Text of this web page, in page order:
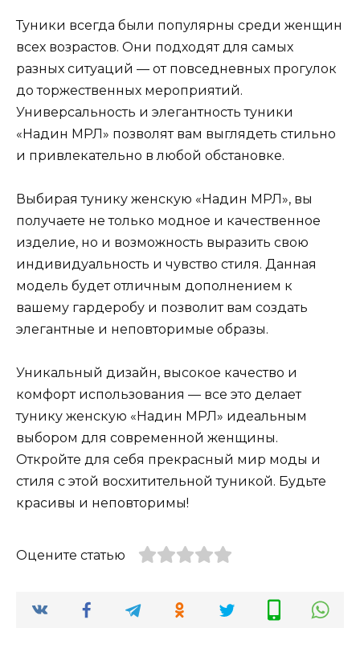
Туники всегда были популярны среди женщин
всех возрастов. Они подходят для самых
разных ситуаций — от повседневных прогулок
до торжественных мероприятий.
Универсальность и элегантность туники
«Надин МРЛ» позволят вам выглядеть стильно
и привлекательно в любой обстановке.
Выбирая тунику женскую «Надин МРЛ», вы
получаете не только модное и качественное
изделие, но и возможность выразить свою
индивидуальность и чувство стиля. Данная
модель будет отличным дополнением к
вашему гардеробу и позволит вам создать
элегантные и неповторимые образы.
Уникальный дизайн, высокое качество и
комфорт использования — все это делает
тунику женскую «Надин МРЛ» идеальным
выбором для современной женщины.
Откройте для себя прекрасный мир моды и
стиля с этой восхитительной туникой. Будьте
красивы и неповторимы!
Оцените статью